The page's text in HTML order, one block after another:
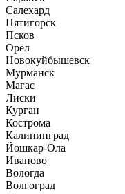
Салехард
Пятигорск
Псков
Орёл
Новокуйбышевск
Мурманск
Магас
Лиски
Курган
Кострома
Калининград
Йошкар-Ола
Иваново
Вологда
Волгоград